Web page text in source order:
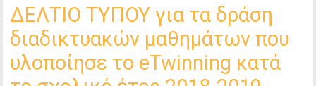
ΔΕΛΤΙΟ ΤΥΠΟΥ για τα δράση
διαδικτυακών μαθημάτων που
υλοποίησε το eTwinning κατά